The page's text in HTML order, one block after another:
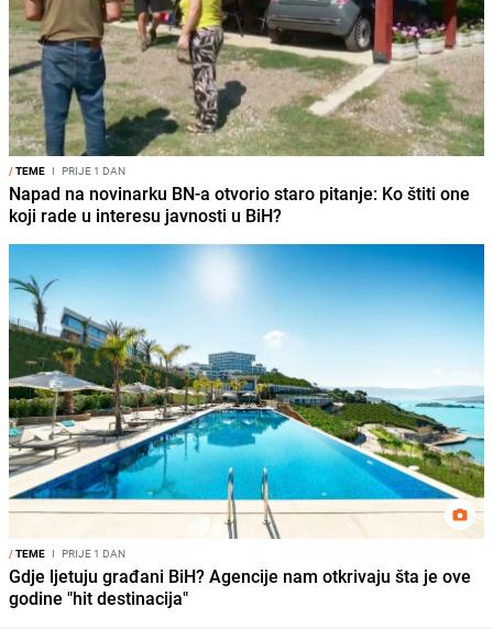
/TEME I PRIJE 1 DAN
Napad na novinarku BN-a otvorio staro pitanje: Ko štiti one
koji rade u interesu javnosti u BiH?
/TEME I PRIJE 1 DAN
Gdje ljetuju građani BiH? Agencije nam otkrivaju šta je ove
godine "hit destinacija"